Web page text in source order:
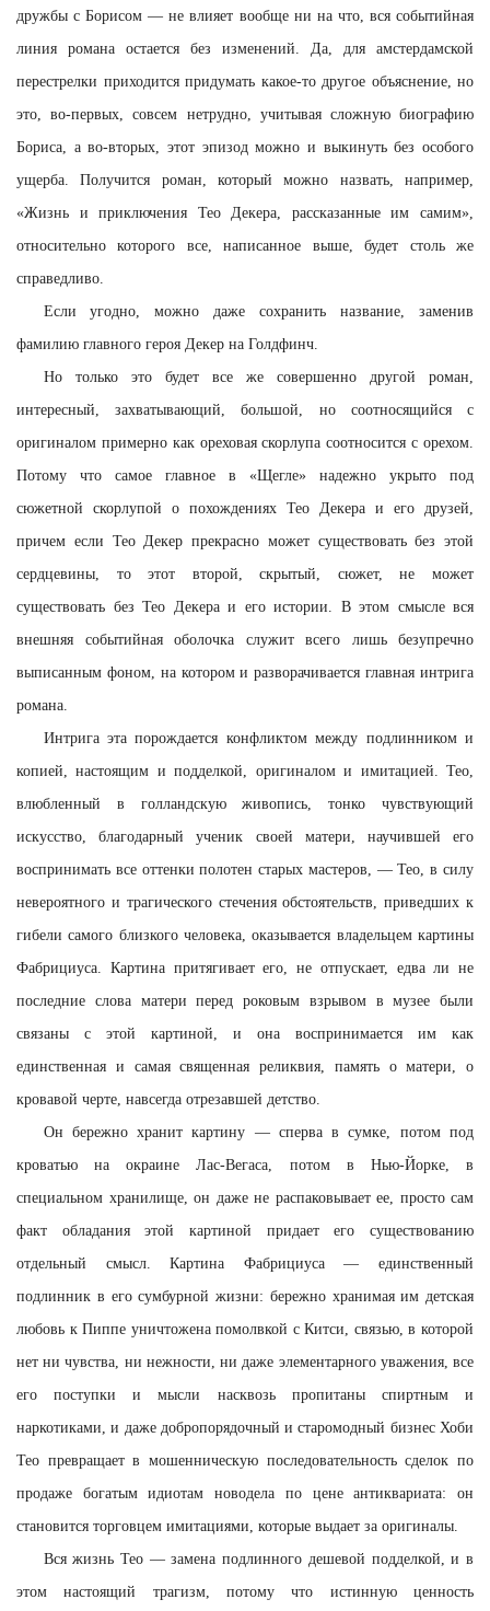
дружбы с Борисом — не влияет вообще ни на что, вся событийная
линия романа остается без изменений. Да, для амстердамской
перестрелки приходится придумать какое-то другое объяснение, но
это, во-первых, совсем нетрудно, учитывая сложную биографию
Бориса, а во-вторых, этот эпизод можно и выкинуть без особого
ущерба. Получится роман, который можно назвать, например,
«Жизнь и приключения Тео Декера, рассказанные им самим»,
относительно которого все, написанное выше, будет столь же
справедливо.
Если угодно, можно даже сохранить название, заменив
фамилию главного героя Декер на Голдфинч.
Но только это будет все же совершенно другой роман,
интересный, захватывающий, большой, но соотносящийся с
оригиналом примерно как ореховая скорлупа соотносится с орехом.
Потому что самое главное в «Щегле» надежно укрыто под
сюжетной скорлупой о похождениях Тео Декера и его друзей,
причем если Тео Декер прекрасно может существовать без этой
сердцевины, то этот второй, скрытый, сюжет, не может
существовать без Тео Декера и его истории. В этом смысле вся
внешняя событийная оболочка служит всего лишь безупречно
выписанным фоном, на котором и разворачивается главная интрига
романа.
Интрига эта порождается конфликтом между подлинником и
копией, настоящим и подделкой, оригиналом и имитацией. Тео,
влюбленный в голландскую живопись, тонко чувствующий
искусство, благодарный ученик своей матери, научившей его
воспринимать все оттенки полотен старых мастеров, — Тео, в силу
невероятного и трагического стечения обстоятельств, приведших к
гибели самого близкого человека, оказывается владельцем картины
Фабрициуса. Картина притягивает его, не отпускает, едва ли не
последние слова матери перед роковым взрывом в музее были
связаны с этой картиной, и она воспринимается им как
единственная и самая священная реликвия, память о матери, о
кровавой черте, навсегда отрезавшей детство.
Он бережно хранит картину — сперва в сумке, потом под
кроватью на окраине Лас-Вегаса, потом в Нью-Йорке, в
специальном хранилище, он даже не распаковывает ее, просто сам
факт обладания этой картиной придает его существованию
отдельный смысл. Картина Фабрициуса — единственный
подлинник в его сумбурной жизни: бережно хранимая им детская
любовь к Пиппе уничтожена помолвкой с Китси, связью, в которой
нет ни чувства, ни нежности, ни даже элементарного уважения, все
его поступки и мысли насквозь пропитаны спиртным и
наркотиками, и даже добропорядочный и старомодный бизнес Хоби
Тео превращает в мошенническую последовательность сделок по
продаже богатым идиотам новодела по цене антиквариата: он
становится торговцем имитациями, которые выдает за оригиналы.
Вся жизнь Тео — замена подлинного дешевой подделкой, и в
этом настоящий трагизм, потому что истинную ценность